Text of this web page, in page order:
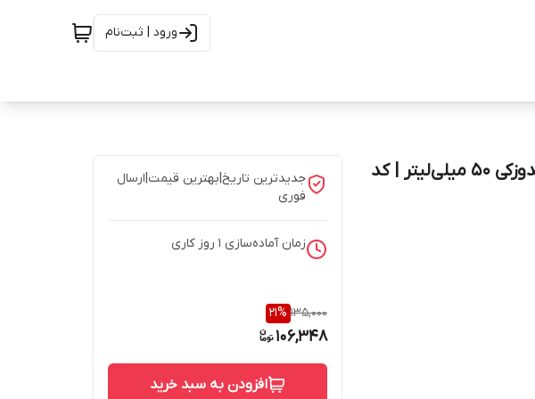
ورود | ثبت‌نام
خمیر دندان کودک میسویک مدل کفشدوزکی 50 میلی‌لیتر | کد
جدیدترین تاریخ|بهترین قیمت|ارسال
فوری
زمان آماده‌سازی 1 روز کاری
135,000
21%
106,348
افزودن به سبد خرید